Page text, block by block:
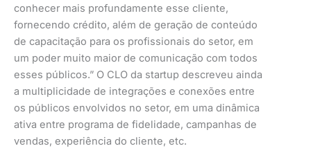
conhecer mais profundamente esse cliente,
fornecendo crédito, além de geração de conteúdo
de capacitação para os profissionais do setor, em
um poder muito maior de comunicação com todos
esses públicos.” O CLO da startup descreveu ainda
a multiplicidade de integrações e conexões entre
os públicos envolvidos no setor, em uma dinâmica
ativa entre programa de fidelidade, campanhas de
vendas, experiência do cliente, etc.